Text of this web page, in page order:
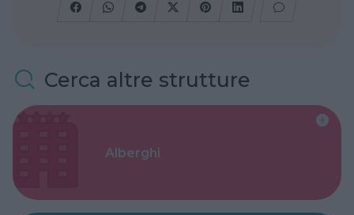
Cerca altre strutture
Alberghi